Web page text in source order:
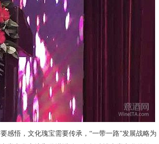
悟，文化瑰宝需要传承，“一带一路”发展战略为